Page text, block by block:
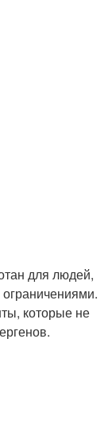
для людей,
которые не